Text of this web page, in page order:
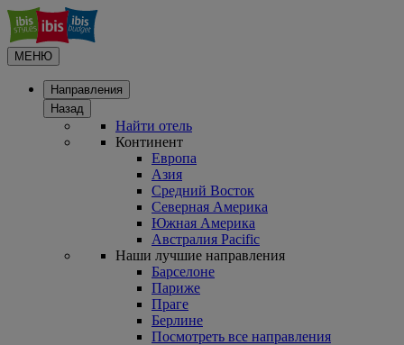
МЕНЮ
Направления
Назад
Найти отель
Континент
Европа
Азия
Средний Восток
Северная Америка
Южная Америка
Австралия Pacific
Наши лучшие направления
Барселоне
Париже
Праге
Берлине
Посмотреть все направления